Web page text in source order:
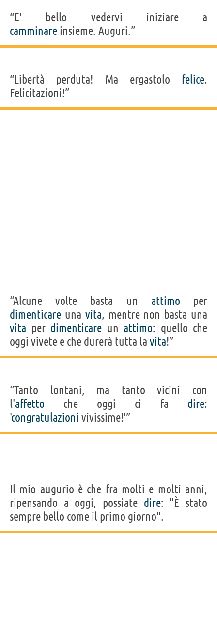
“E' bello vedervi iniziare a
camminare insieme. Auguri.”
“Libertà perduta! Ma ergastolo felice.
Felicitazioni!”
“Alcune volte basta un attimo per
dimenticare una vita, mentre non basta una
vita per dimenticare un attimo: quello che
oggi vivete e che durerà tutta la vita!”
“Tanto lontani, ma tanto vicini con
l'affetto che oggi ci fa dire:
'congratulazioni vivissime!'”
Il mio augurio è che fra molti e molti anni,
ripensando a oggi, possiate dire: "È stato
sempre bello come il primo giorno".